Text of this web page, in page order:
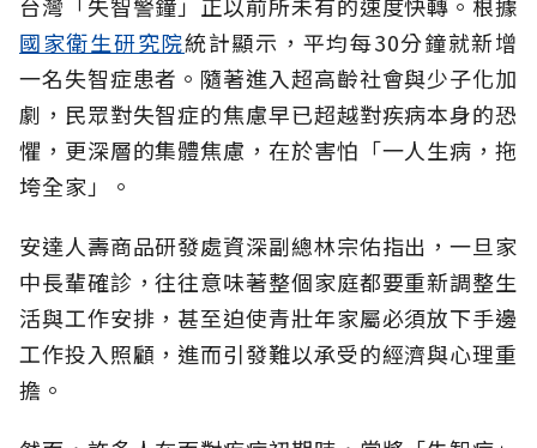
台灣「失智警鐘」正以前所未有的速度快轉。根據
國家衛生研究院統計顯示，平均每30分鐘就新增
一名失智症患者。隨著進入超高齡社會與少子化加
劇，民眾對失智症的焦慮早已超越對疾病本身的恐
懼，更深層的集體焦慮，在於害怕「一人生病，拖
垮全家」。
安達人壽商品研發處資深副總林宗佑指出，一旦家
中長輩確診，往往意味著整個家庭都要重新調整生
活與工作安排，甚至迫使青壯年家屬必須放下手邊
工作投入照顧，進而引發難以承受的經濟與心理重
擔。